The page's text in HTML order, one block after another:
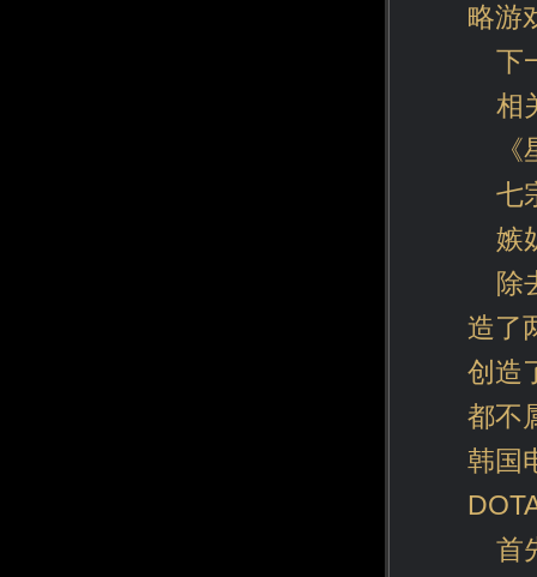
略游
下
相
七
嫉
除
造了
创造
都不
韩国
首